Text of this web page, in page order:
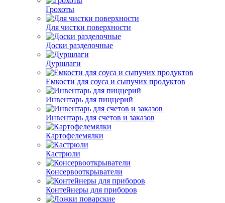
Грохоты
Для чистки поверхности
Доски разделочные
Дуршлаги
Емкости для соуса и сыпучих продуктов
Инвентарь для пиццерий
Инвентарь для счетов и заказов
Картофелемялки
Кастрюли
Консервооткрыватели
Контейнеры для приборов